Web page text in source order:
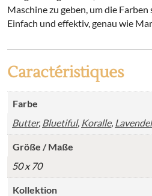
Maschine zu geben, um die
Einfach und effektiv, genau wie
Caractéristiques
Farbe
Butter, Bluetiful, Koralle, Lavendel
Größe / Maße
50 x 70
Kollektion